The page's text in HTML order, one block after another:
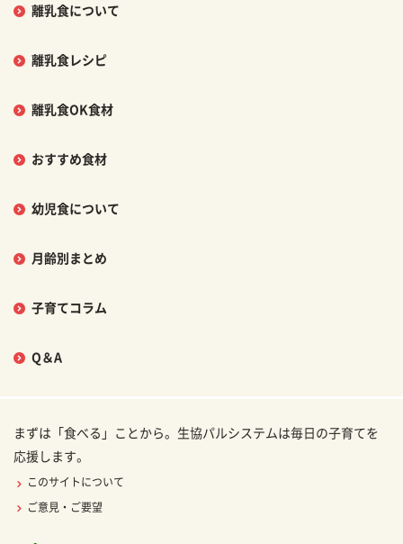
離乳食について
離乳食レシピ
離乳食OK食材
おすすめ食材
幼児食について
月齢別まとめ
子育てコラム
Q＆A
まずは「食べる」ことから。生協パルシステムは毎日の子育てを
応援します。
このサイトについて
ご意見・ご要望